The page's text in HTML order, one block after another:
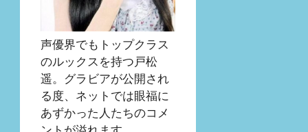
声優界でもトップクラス
のルックスを持つ戸松
遥。グラビアが公開され
る度、ネットでは眼福に
あずかった人たちのコメ